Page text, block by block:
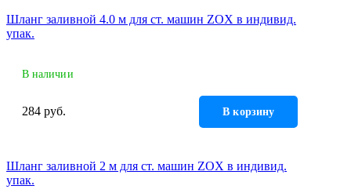
Шланг заливной 4.0 м для ст. машин ZOX в индивид.
упак.
В наличии
284 руб. В корзину
Шланг заливной 2 м для ст. машин ZOX в индивид.
упак.